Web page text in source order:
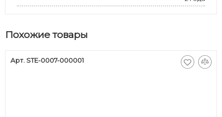
Похожие товары
Арт. STE-0007-000001